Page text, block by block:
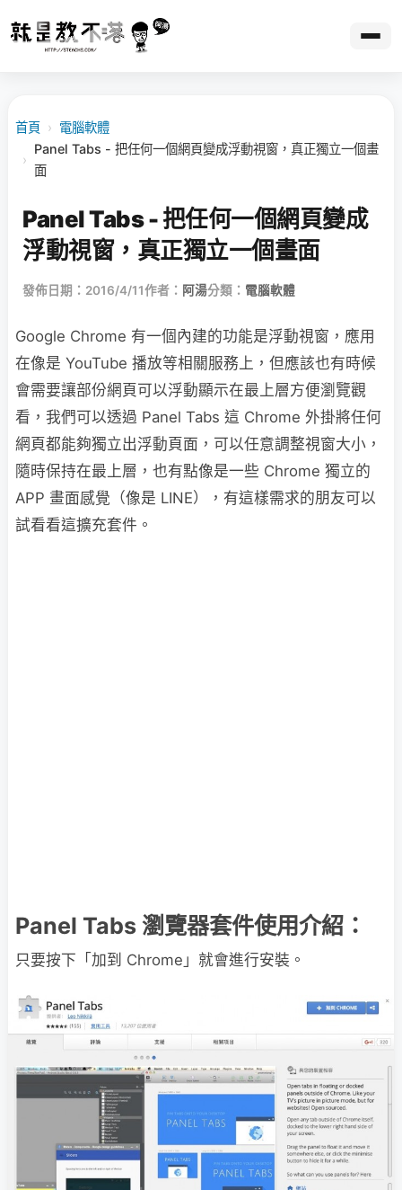
首頁 › 電腦軟體
›
Panel Tabs - 把任何一個網頁變成浮動視窗，真正獨立一個畫
面
Panel Tabs - 把任何一個網頁變成
浮動視窗，真正獨立一個畫面
發佈日期：2016/4/11作者： 阿湯分類： 電腦軟體
Google Chrome 有一個內建的功能是浮動視窗，應用
在像是 YouTube 播放等相關服務上，但應該也有時候
會需要讓部份網頁可以浮動顯示在最上層方便瀏覽觀
看，我們可以透過 Panel Tabs 這 Chrome 外掛將任何
網頁都能夠獨立出浮動頁面，可以任意調整視窗大小，
隨時保持在最上層，也有點像是一些 Chrome 獨立的
APP 畫面感覺（像是 LINE），有這樣需求的朋友可以
試看看這擴充套件。
Panel Tabs 瀏覽器套件使用介紹：
只要按下「加到 Chrome」就會進行安裝。